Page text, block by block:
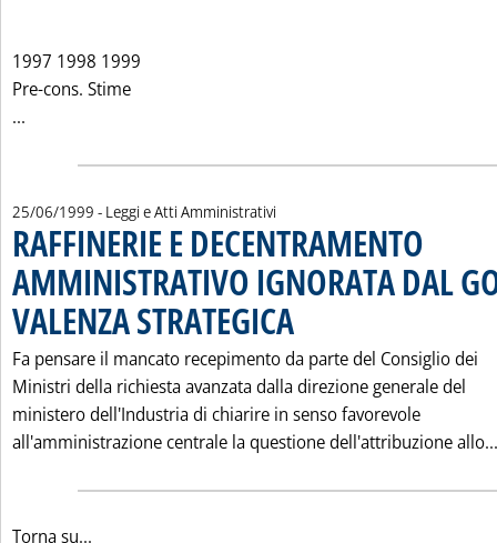
1997 1998 1999
Pre-cons. Stime
...
25/06/1999 - Leggi e Atti Amministrativi
RAFFINERIE E DECENTRAMENTO
AMMINISTRATIVO IGNORATA DAL
VALENZA STRATEGICA
Fa pensare il mancato recepimento da parte del Consiglio dei
Ministri della richiesta avanzata dalla direzione generale del
ministero dell'Industria di chiarire in senso favorevole
all'amministrazione centrale la questione dell'attribuzione allo...
Torna su...